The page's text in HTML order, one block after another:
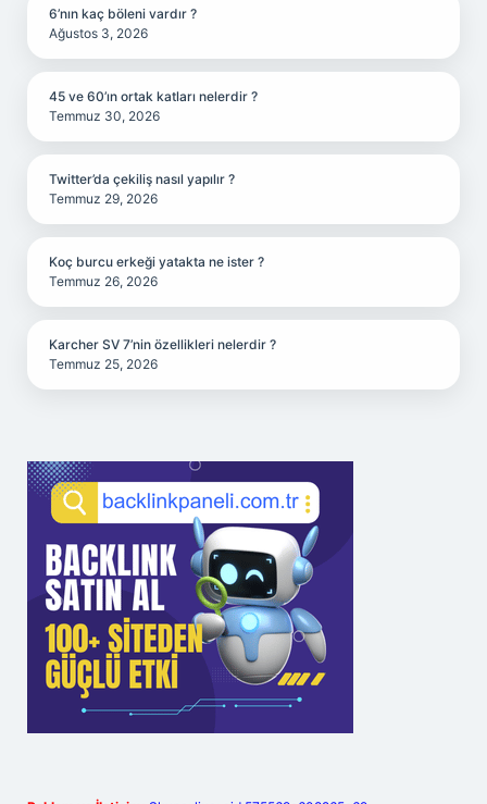
6’nın kaç böleni vardır ?
Ağustos 3, 2026
45 ve 60’ın ortak katları nelerdir ?
Temmuz 30, 2026
Twitter’da çekiliş nasıl yapılır ?
Temmuz 29, 2026
Koç burcu erkeği yatakta ne ister ?
Temmuz 26, 2026
Karcher SV 7’nin özellikleri nelerdir ?
Temmuz 25, 2026